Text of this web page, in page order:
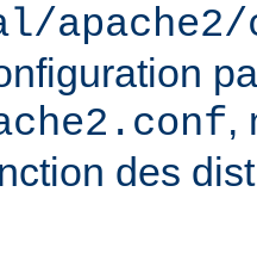
apache2/
,
des